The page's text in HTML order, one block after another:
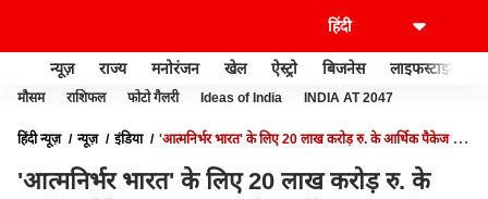
न्यूज़ राज्य मनोरंजन खेल ऐस्ट्रो बिजनेस लाइफस्टाइल
मौसम राशिफल फोटो गैलरी Ideas of India INDIA AT 2047
हिंदी न्यूज़ न्यूज़ इंडिया
'आत्मनिर्भर भारत' के लिए 20 लाख करोड़ रु. के आर्थिक पैकेज का
'आत्मनिर्भर भारत' के लिए 20 लाख करोड़ रु. के